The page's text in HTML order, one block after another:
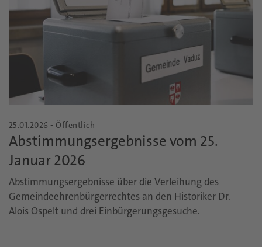
25.01.2026 - Öffentlich
Abstimmungsergebnisse vom 25.
Januar 2026
Abstimmungsergebnisse über die Verleihung des
Gemeindeehrenbürgerrechtes an den Historiker Dr.
Alois Ospelt und drei Einbürgerungsgesuche.